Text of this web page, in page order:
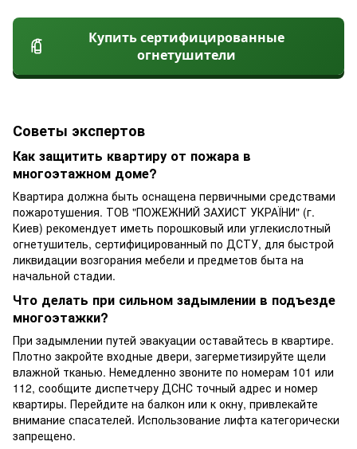
Купить сертифицированные
огнетушители
Советы экспертов
Как защитить квартиру от пожара в
многоэтажном доме?
Квартира должна быть оснащена первичными средствами
пожаротушения. ТОВ "ПОЖЕЖНИЙ ЗАХИСТ УКРАЇНИ" (г.
Киев) рекомендует иметь порошковый или углекислотный
огнетушитель, сертифицированный по ДСТУ, для быстрой
ликвидации возгорания мебели и предметов быта на
начальной стадии.
Что делать при сильном задымлении в подъезде
многоэтажки?
При задымлении путей эвакуации оставайтесь в квартире.
Плотно закройте входные двери, загерметизируйте щели
влажной тканью. Немедленно звоните по номерам 101 или
112, сообщите диспетчеру ДСНС точный адрес и номер
квартиры. Перейдите на балкон или к окну, привлекайте
внимание спасателей. Использование лифта категорически
запрещено.